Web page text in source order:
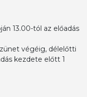
13.00-tól az előadás
végéig, délelőtti
kezdete előtt 1